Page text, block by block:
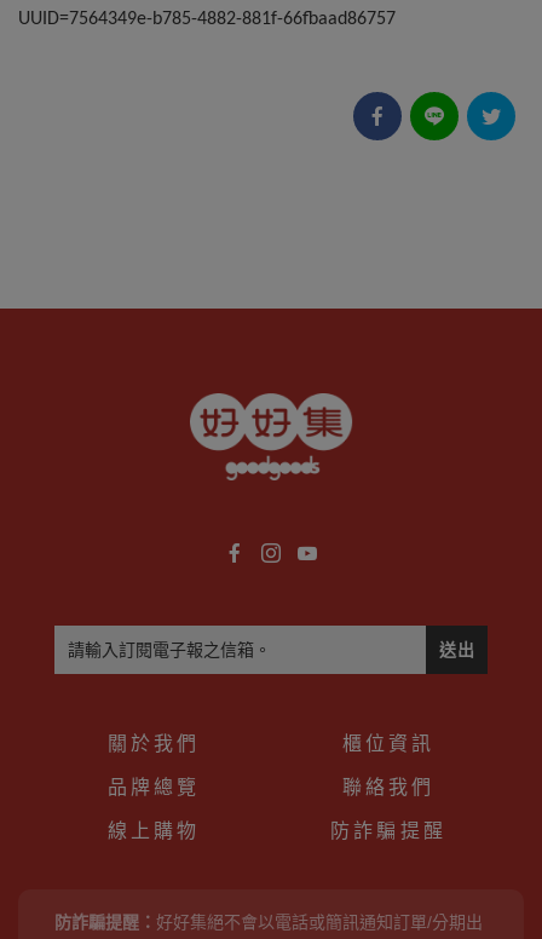
UUID=7564349e-b785-4882-881f-66fbaad86757
送出
關於我們 櫃位資訊
品牌總覽 聯絡我們
線上購物 防詐騙提醒
防詐騙提醒： 好好集絕不會以電話或簡訊通知訂單/分期出